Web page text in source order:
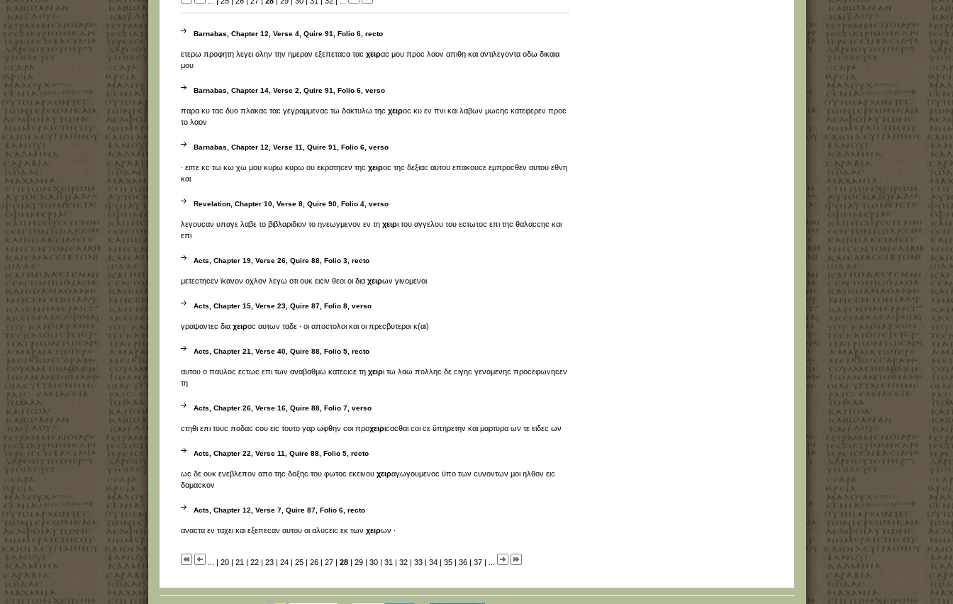
Barnabas, Chapter 12, Verse 4, Quire 91, Folio 6, recto
ετερω προφητη λεγει ολην την ημεραν εξεπεταϲα ταϲ χειραϲ μου προϲ λαον απιθη και αντιλεγοντα οδω δικαια
μου
Barnabas, Chapter 14, Verse 2, Quire 91, Folio 6, verso
παρα κυ ταϲ δυο πλακαϲ ταϲ γεγραμμεναϲ τω δακτυλω τηϲ χειροϲ κυ εν πνι και λαβων μωϲηϲ κατεφερεν προϲ
το λαον
Barnabas, Chapter 12, Verse 11, Quire 91, Folio 6, verso
· ειπε κϲ τω κω χω μου κυρω κυρω ου εκρατηϲεν τηϲ χειροϲ τηϲ δεξιαϲ αυτου επακουϲε εμπροϲθεν αυτου εθνη
και
Revelation, Chapter 10, Verse 8, Quire 90, Folio 4, verso
λεγουϲαν υπαγε λαβε το βιβλαριδιον το ηνεωγμενον εν τη χειρι του αγγελου του εϲτωτοϲ επι τηϲ θαλαϲϲηϲ και
επι
Acts, Chapter 19, Verse 26, Quire 88, Folio 3, recto
μετεϲτηϲεν ϊκανον οχλον λεγω οτι ουκ ειϲιν θεοι οι δια χειρων γινομενοι
Acts, Chapter 15, Verse 23, Quire 87, Folio 8, verso
γραψαντεϲ δια χειροϲ αυτων ταδε · οι αποϲτολοι και οι πρεϲβυτεροι κ(αι)
Acts, Chapter 21, Verse 40, Quire 88, Folio 5, recto
αυτου ο παυλοϲ εϲτωϲ επι των αναβαθμω κατεϲιϲε τη χειρι τω λαω πολληϲ δε ϲιγηϲ γενομενηϲ προϲεφωνηϲεν
τη
Acts, Chapter 26, Verse 16, Quire 88, Folio 7, verso
ϲτηθι επι τουϲ ποδαϲ ϲου ειϲ τουτο γαρ ωφθην ϲοι προχειριϲαϲθαι ϲοι ϲε ϋπηρετην και μαρτυρα ων τε ειδεϲ ων
Acts, Chapter 22, Verse 11, Quire 88, Folio 5, recto
ωϲ δε ουκ ενεβλεπον απο τηϲ δοξηϲ του φωτοϲ εκεινου χειραγωγουμενοϲ ϋπο των ϲυνοντων μοι ηλθον ειϲ
δαμαϲκον
Acts, Chapter 12, Verse 7, Quire 87, Folio 6, recto
αναϲτα εν ταχει και εξεπεϲαν αυτου αι αλυϲειϲ εκ των χειρων ·
| 20| 21 | 22| 23| 24| 25| 26| 27| 28| 29| 30| 31 | 32| 33| 34| 35| 36| 37|